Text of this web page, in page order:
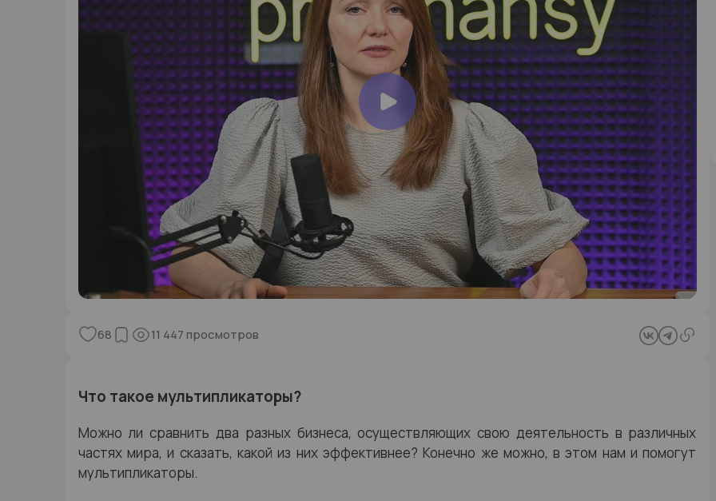
68 11 447 просмотров
Что такое мультипликаторы?
Можно ли сравнить два разных бизнеса, осуществляющих свою деятельность в различных
частях мира, и сказать, какой из них эффективнее? Конечно же можно, в этом нам и помогут
мультипликаторы.